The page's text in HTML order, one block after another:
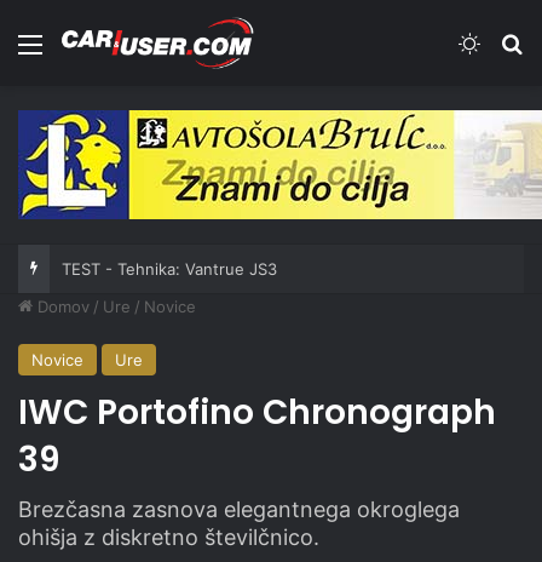
Meni
TEST - Tehnika: Vantrue JS3
Domov / Ure / Novice
Novice Ure
IWC Portofino Chronograph
39
Brezčasna zasnova elegantnega okroglega
ohišja z diskretno številčnico.